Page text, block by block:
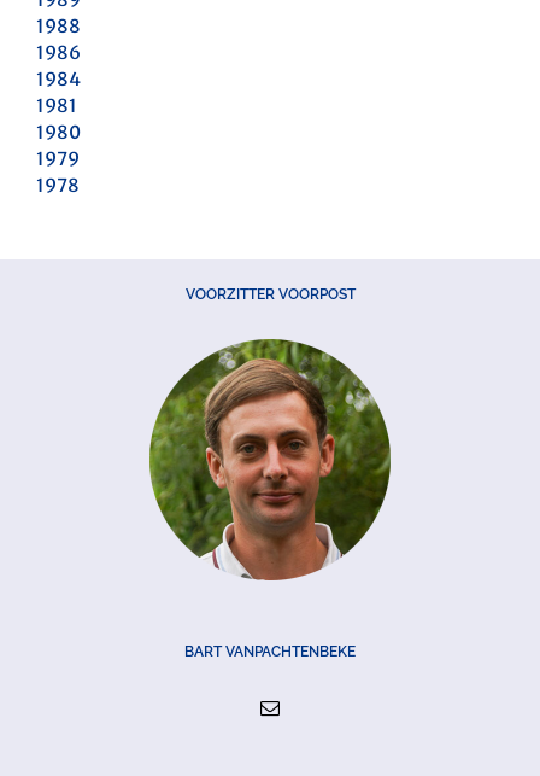
1988
1986
1984
1981
1980
1979
1978
VOORZITTER VOORPOST
BART VANPACHTENBEKE